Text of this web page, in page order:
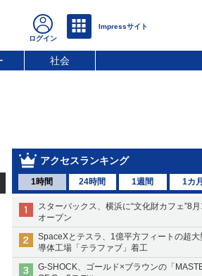
社会
アクセスランキング
1時間 24時間 1週間 1カ月
スターバックス、横浜に“文化財カフェ”8月
オープン
SpaceXとテスラ、1億平方フィートの超大
導体工場「テラファブ」着工
G-SHOCK、ゴールド×ブラウンの「